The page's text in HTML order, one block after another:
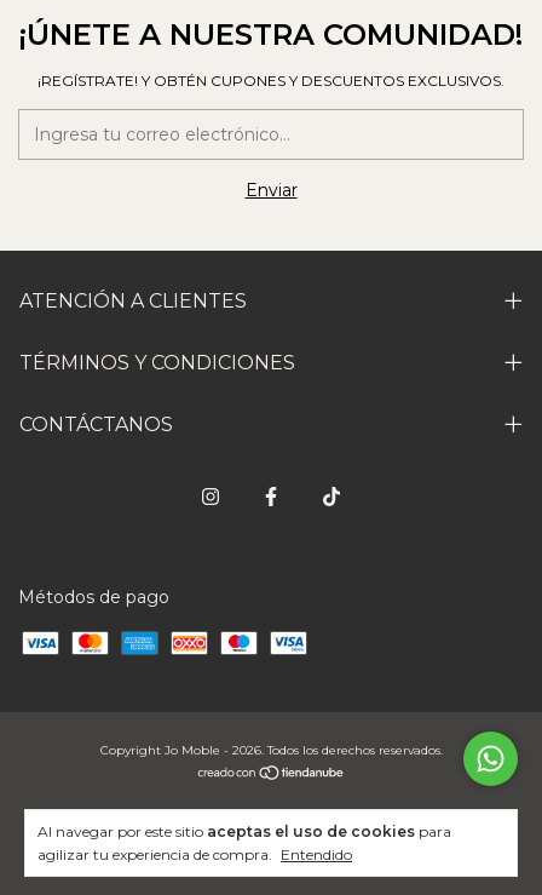
Al navegar por este sitio aceptas el uso de cookies para
agilizar tu experiencia de compra. Entendido
¡ÚNETE A NUESTRA COMUNIDAD!
¡REGÍSTRATE! Y OBTÉN CUPONES Y DESCUENTOS EXCLUSIVOS.
ATENCIÓN A CLIENTES
TÉRMINOS Y CONDICIONES
CONTÁCTANOS
Métodos de pago
Copyright Jo Moble - 2026. Todos los derechos reservados.